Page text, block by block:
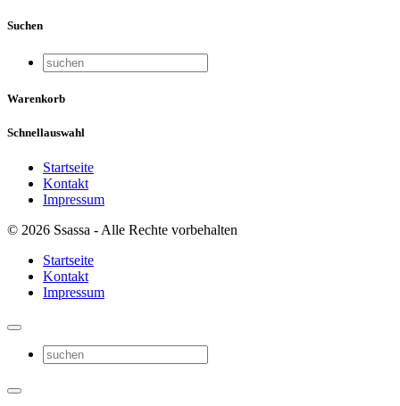
Suchen
Warenkorb
Schnellauswahl
Startseite
Kontakt
Impressum
© 2026 Ssassa - Alle Rechte vorbehalten
Startseite
Kontakt
Impressum